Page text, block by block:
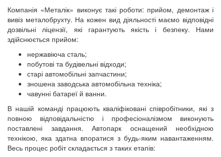
Компанія «Металік» виконує такі роботи: прийом, демонтаж і
вивіз металобрухту. На кожен вид діяльності маємо відповідні
дозвільні ліцензії, які гарантують якість і безпеку. Нами
здійснюється прийом:
нержавіюча сталь;
побутові та будівельні відходи;
старі автомобільні запчастини;
зношена заводська автомобільна техніка;
чавунні батареї й ванни.
В нашій команді працюють кваліфіковані співробітники, які з
повною відповідальністю і професіоналізмом виконують
поставлені завдання. Автопарк оснащений необхідною
технікою, яка здатна впоратися з будь-яким навантаженням.
Весь процес робіт складається з таких етапів: